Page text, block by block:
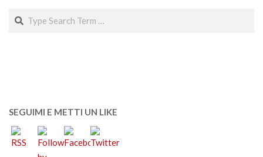
Search
SEGUIMI E METTI UN LIKE